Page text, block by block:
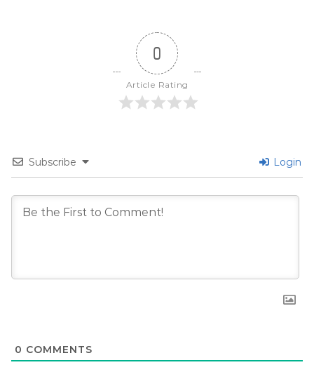
0
Article Rating
Subscribe Login
0 COMMENTS